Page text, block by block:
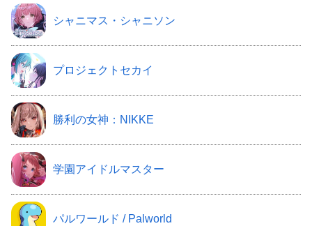
シャニマス・シャニソン
プロジェクトセカイ
勝利の女神：NIKKE
学園アイドルマスター
パルワールド / Palworld